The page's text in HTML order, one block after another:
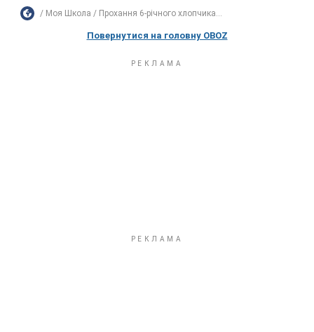
Моя Школа Прохання 6-річного хлопчика...
Повернутися на головну OBOZ